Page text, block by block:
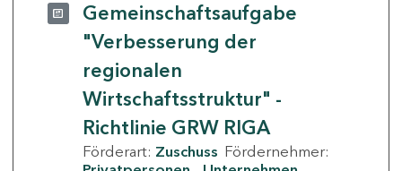
Gemeinschaftsaufgabe
"Verbesserung der
regionalen
Wirtschaftsstruktur" -
Richtlinie GRW RIGA
Förderart: Zuschuss Fördernehmer: